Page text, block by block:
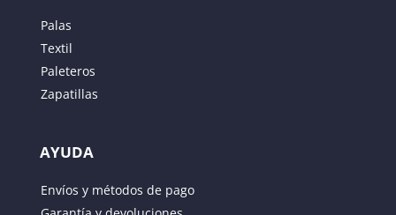
Palas
Textil
Paleteros
Zapatillas
AYUDA
Envíos y métodos de pago